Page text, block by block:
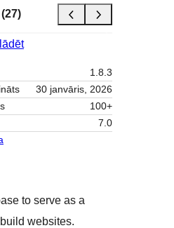
1.8.3
30 janvāris, 2026
100+
7.0
to serve as a
websites.